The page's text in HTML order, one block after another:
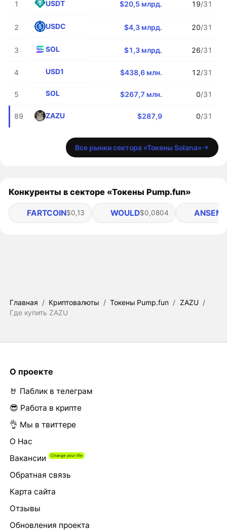
1 USDT $20,5 млрд. 19/31
2 USDC $4,3 млрд. 20/31
3 SOL $1,3 млрд. 26/31
4 USD1 $438,6 млн. 12/31
5 SOL $267,7 млн. 0/31
89 ZAZU $287,9 0/31
Все рынки сектора «Токены Solana»
Конкуренты в секторе «Токены Pump.fun»
FARTCOIN$0,13 WOULD$0,0804 ANSEM
Главная / Криптовалюты / Токены Pump.fun / ZAZU /
Где купить ZAZU
О проекте
🤘 Паблик в телеграм
😎 Работа в крипте
👌 Мы в твиттере
О Нас
Вакансии
Обратная связь
Карта сайта
Отзывы
Обновления проекта